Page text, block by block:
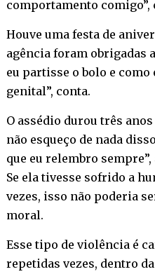
comportamento comigo”,
Houve uma festa de
agência foram obrigadas
eu partisse o bolo e como
genital”, conta.
O assédio durou três
não esqueço de nada
que eu relembro
Se ela tivesse sofrido a
vezes, isso não poderia
moral.
Esse tipo de violência é
repetidas vezes, dentro